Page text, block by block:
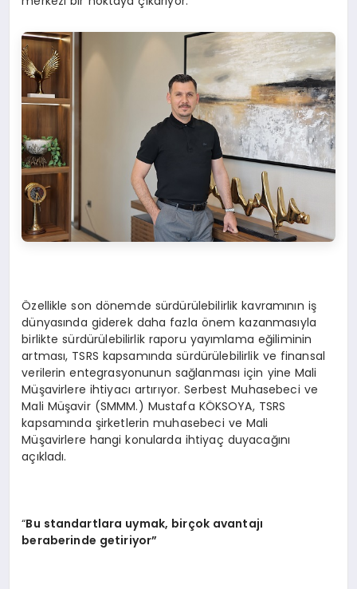
Özellikle son dönemde sürdürülebilirlik kavramının iş
dünyasında giderek daha fazla önem kazanmasıyla
birlikte sürdürülebilirlik raporu yayımlama eğiliminin
artması, TSRS kapsamında sürdürülebilirlik ve finansal
verilerin entegrasyonunun sağlanması için yine Mali
Müşavirlere ihtiyacı artırıyor. Serbest Muhasebeci ve
Mali Müşavir (SMMM.) Mustafa KÖKSOYA, TSRS
kapsamında şirketlerin muhasebeci ve Mali
Müşavirlere hangi konularda ihtiyaç duyacağını
açıkladı.
“Bu standartlara uymak, birçok avantajı
beraberinde getiriyor”